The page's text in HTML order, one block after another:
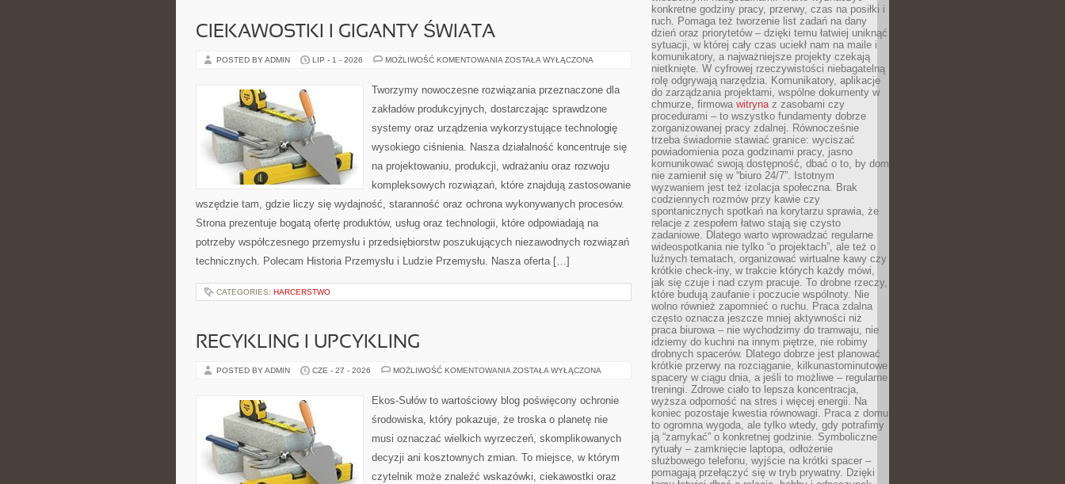
CIEKAWOSTKI I GIGANTY ŚWIATA
POSTED BY ADMIN LIP - 1 - 2026 MOŻLIWOŚĆ KOMENTOWANIA CIEKAWOSTKI
ŚWIATA
ZOSTAŁA WYŁĄCZONA
Tworzymy nowoczesne rozwiązania przeznaczone dla
zakładów produkcyjnych, dostarczając sprawdzone
systemy oraz urządzenia wykorzystujące technologię
wysokiego ciśnienia. Nasza działalność koncentruje się
na projektowaniu, produkcji, wdrażaniu oraz rozwoju
kompleksowych rozwiązań, które znajdują zastosowanie
wszędzie tam, gdzie liczy się wydajność, staranność oraz ochrona wykonywanych procesów.
Strona prezentuje bogatą ofertę produktów, usług oraz technologii, które odpowiadają na
potrzeby współczesnego przemysłu i przedsiębiorstw poszukujących niezawodnych rozwiązań
technicznych. Polecam Historia Przemysłu i Ludzie Przemysłu. Nasza oferta […]
CATEGORIES: HARCERSTWO
RECYKLING I UPCYKLING
POSTED BY ADMIN CZE - 27 - 2026 MOŻLIWOŚĆ KOMENTOWANIA RECYKLING
ZOSTAŁA WYŁĄCZONA
Ekos-Sułów to wartościowy blog poświęcony ochronie
środowiska, który pokazuje, że troska o planetę nie
musi oznaczać wielkich wyrzeczeń, skomplikowanych
decyzji ani kosztownych zmian. To miejsce, w którym
czytelnik może znaleźć wskazówki, ciekawostki oraz
konkretne godziny pracy, przerwy, czas na posiłki i
ruch. Pomaga też tworzenie list zadań na dany
dzień oraz priorytetów – dzięki temu łatwiej uniknąć
sytuacji, w której cały czas uciekł nam na maile i
komunikatory, a najważniejsze projekty czekają
nietknięte. W cyfrowej rzeczywistości niebagatelną
rolę odgrywają narzędzia. Komunikatory, aplikacje
do zarządzania projektami, wspólne dokumenty w
chmurze, firmowa witrynaz zasobami czy
procedurami – to wszystko fundamenty dobrze
zorganizowanej pracy zdalnej. Równocześnie
trzeba świadomie stawiać granice: wyciszać
powiadomienia poza godzinami pracy, jasno
komunikować swoją dostępność, dbać o to, by dom
nie zamienił się w “biuro 24/7”. Istotnym
wyzwaniem jest też izolacja społeczna. Brak
codziennych rozmów przy kawie czy
spontanicznych spotkań na korytarzu sprawia, że
relacje z zespołem łatwo stają się czysto
zadaniowe. Dlatego warto wprowadzać regularne
wideospotkania nie tylko “o projektach”, ale też o
luźnych tematach, organizować wirtualne kawy czy
krótkie check-iny, w trakcie których każdy mówi,
jak się czuje i nad czym pracuje. To drobne rzeczy,
które budują zaufanie i poczucie wspólnoty. Nie
wolno również zapomnieć o ruchu. Praca zdalna
często oznacza jeszcze mniej aktywności niż
praca biurowa – nie wychodzimy do tramwaju, nie
idziemy do kuchni na innym piętrze, nie robimy
drobnych spacerów. Dlatego dobrze jest planować
krótkie przerwy na rozciąganie, kilkunastominutowe
spacery w ciągu dnia, a jeśli to możliwe – regularne
treningi. Zdrowe ciało to lepsza koncentracja,
wyższa odporność na stres i więcej energii. Na
koniec pozostaje kwestia równowagi. Praca z domu
to ogromna wygoda, ale tylko wtedy, gdy potrafimy
ją “zamykać” o konkretnej godzinie. Symboliczne
rytuały – zamknięcie laptopa, odłożenie
służbowego telefonu, wyjście na krótki spacer –
pomagają przełączyć się w tryb prywatny. Dzięki